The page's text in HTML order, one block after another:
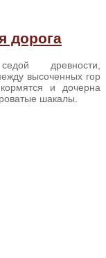
дорога
древности,
высоченных гор
и дочерна
шакалы.